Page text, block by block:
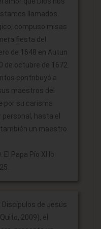
llamados.
compuso misas
fiesta del
de 1648 en Autun
de octubre de 1672.
contribuyó a
maestros del
por su carisma
hasta el
un maestro
Papa Pío XI lo
de Jesús
2009), el